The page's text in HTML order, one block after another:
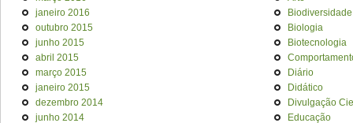
janeiro 2016
outubro 2015
junho 2015
abril 2015
março 2015
janeiro 2015
dezembro 2014
junho 2014
Biodiversidade
Biologia
Biotecnologia
Diário
Didático
Divulgação
Educação